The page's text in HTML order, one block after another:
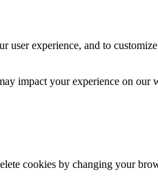
user experience, and to
impact your experience on our
cookies by changing your